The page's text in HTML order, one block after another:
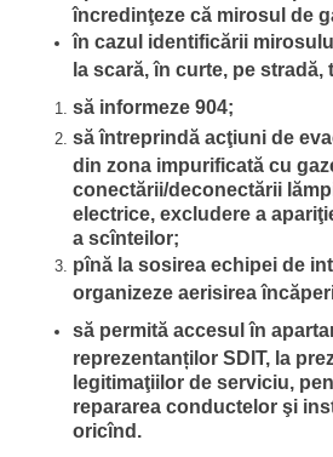
încredinţeze că mirosul de
în cazul identificării
la scară, în curte, pe stradă,
să informeze 904;
să întreprindă acţiuni de
din zona impurificată cu
conectării/deconectării
electrice, excludere a
a scînteilor;
pînă la sosirea echipei de
organizeze aerisirea
să permită accesul în
reprezentanților SDIT, la
legitimaţiilor de serviciu,
repararea conductelor şi
oricînd.